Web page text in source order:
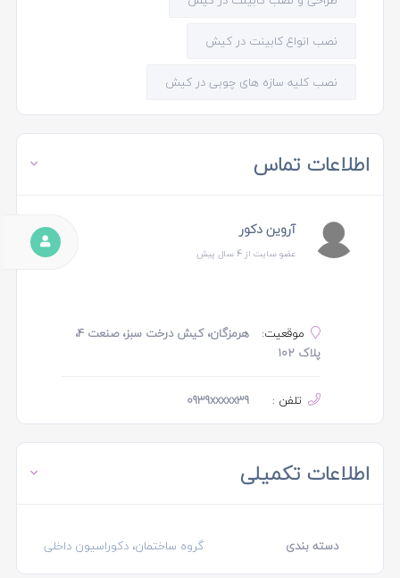
نصب انواع کابینت در کیش
نصب کلیه سازه های چوبی در کیش
اطلاعات تماس
آروین دکور
عضو سایت از 4 سال پیش
موقعیت:
هرمزگان، کیش درخت سبز، صنعت 4،
پلاک 102
تلفن : 0939xxxxx39
اطلاعات تکمیلی
دسته بندی گروه ساختمان، دکوراسیون داخلی